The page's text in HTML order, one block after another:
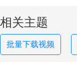
相关主题
批量下载视频